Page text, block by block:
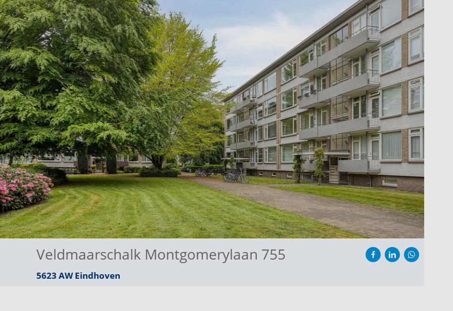
Veldmaarschalk Montgomerylaan 755
5623 AW Eindhoven